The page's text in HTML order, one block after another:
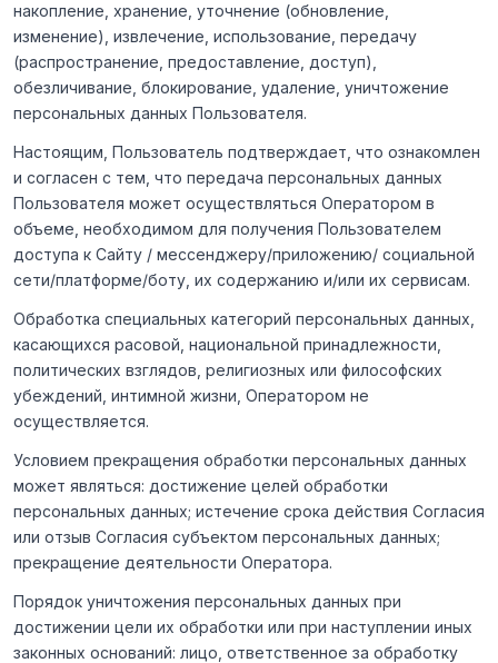
накопление, хранение, уточнение (обновление,
изменение), извлечение, использование, передачу
(распространение, предоставление, доступ),
обезличивание, блокирование, удаление, уничтожение
персональных данных Пользователя.
Настоящим, Пользователь подтверждает, что ознакомлен
и согласен с тем, что передача персональных данных
Пользователя может осуществляться Оператором в
объеме, необходимом для получения Пользователем
доступа к Сайту / мессенджеру/приложению/ социальной
сети/платформе/боту, их содержанию и/или их сервисам.
Обработка специальных категорий персональных данных,
касающихся расовой, национальной принадлежности,
политических взглядов, религиозных или философских
убеждений, интимной жизни, Оператором не
осуществляется.
Условием прекращения обработки персональных данных
может являться: достижение целей обработки
персональных данных; истечение срока действия Согласия
или отзыв Согласия субъектом персональных данных;
прекращение деятельности Оператора.
Порядок уничтожения персональных данных при
достижении цели их обработки или при наступлении иных
законных оснований: лицо, ответственное за обработку